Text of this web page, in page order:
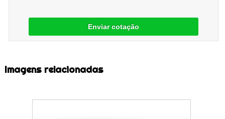
Enviar cotação
Imagens relacionadas